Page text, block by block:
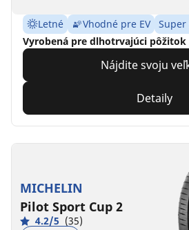
Letné Vhodné pre EV
Vyrobená pre dlhotrvajúci pôžitok
Nájdite svoju
Detaily
MICHELIN
Pilot Sport Cup 2
4.2/5 (35)